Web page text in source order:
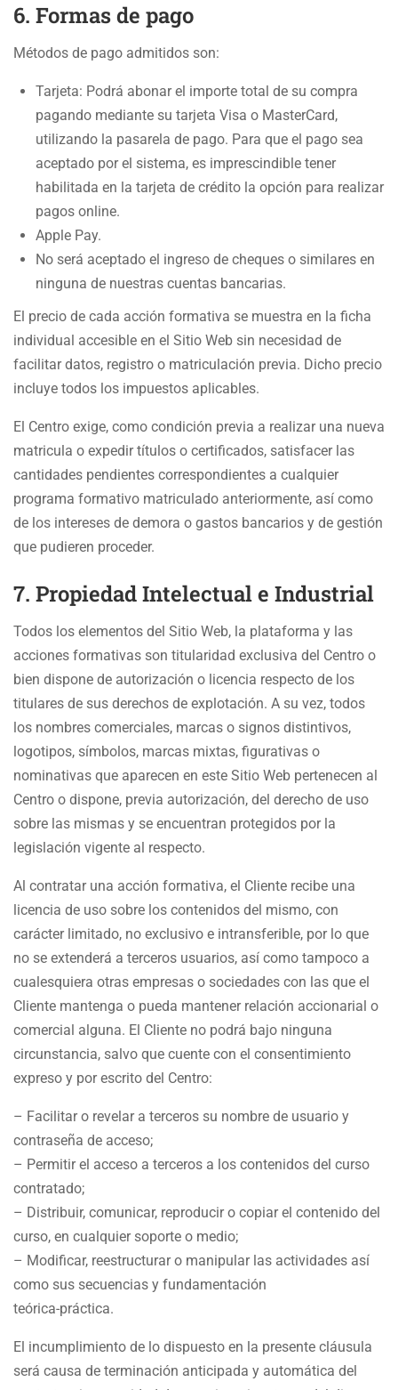
6. Formas de pago
Métodos de pago admitidos son:
Tarjeta: Podrá abonar el importe total de su compra
pagando mediante su tarjeta Visa o MasterCard,
utilizando la pasarela de pago. Para que el pago sea
aceptado por el sistema, es imprescindible tener
habilitada en la tarjeta de crédito la opción para realizar
pagos online.
Apple Pay.
No será aceptado el ingreso de cheques o similares en
ninguna de nuestras cuentas bancarias.
El precio de cada acción formativa se muestra en la ficha
individual accesible en el Sitio Web sin necesidad de
facilitar datos, registro o matriculación previa. Dicho precio
incluye todos los impuestos aplicables.
El Centro exige, como condición previa a realizar una nueva
matricula o expedir títulos o certificados, satisfacer las
cantidades pendientes correspondientes a cualquier
programa formativo matriculado anteriormente, así como
de los intereses de demora o gastos bancarios y de gestión
que pudieren proceder.
7. Propiedad Intelectual e Industrial
Todos los elementos del Sitio Web, la plataforma y las
acciones formativas son titularidad exclusiva del Centro o
bien dispone de autorización o licencia respecto de los
titulares de sus derechos de explotación. A su vez, todos
los nombres comerciales, marcas o signos distintivos,
logotipos, símbolos, marcas mixtas, figurativas o
nominativas que aparecen en este Sitio Web pertenecen al
Centro o dispone, previa autorización, del derecho de uso
sobre las mismas y se encuentran protegidos por la
legislación vigente al respecto.
Al contratar una acción formativa, el Cliente recibe una
licencia de uso sobre los contenidos del mismo, con
carácter limitado, no exclusivo e intransferible, por lo que
no se extenderá a terceros usuarios, así como tampoco a
cualesquiera otras empresas o sociedades con las que el
Cliente mantenga o pueda mantener relación accionarial o
comercial alguna. El Cliente no podrá bajo ninguna
circunstancia, salvo que cuente con el consentimiento
expreso y por escrito del Centro:
– Facilitar o revelar a terceros su nombre de usuario y
contraseña de acceso;
– Permitir el acceso a terceros a los contenidos del curso
contratado;
– Distribuir, comunicar, reproducir o copiar el contenido del
curso, en cualquier soporte o medio;
– Modificar, reestructurar o manipular las actividades así
como sus secuencias y fundamentación
teórica-práctica.
El incumplimiento de lo dispuesto en la presente cláusula
será causa de terminación anticipada y automática del